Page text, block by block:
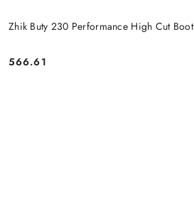
Zhik Buty 230 Performance High Cut Boot
Cena:
566.61